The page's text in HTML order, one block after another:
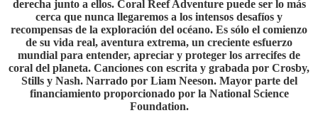
derecha junto a ellos. Coral Reef Adventure puede ser lo más
cerca que nunca llegaremos a los intensos desafíos y
recompensas de la exploración del océano. Es sólo el comienzo
de su vida real, aventura extrema, un creciente esfuerzo
mundial para entender, apreciar y proteger los arrecifes de
coral del planeta. Canciones con escrita y grabada por Crosby,
Stills y Nash. Narrado por Liam Neeson. Mayor parte del
financiamiento proporcionado por la National Science
Foundation.